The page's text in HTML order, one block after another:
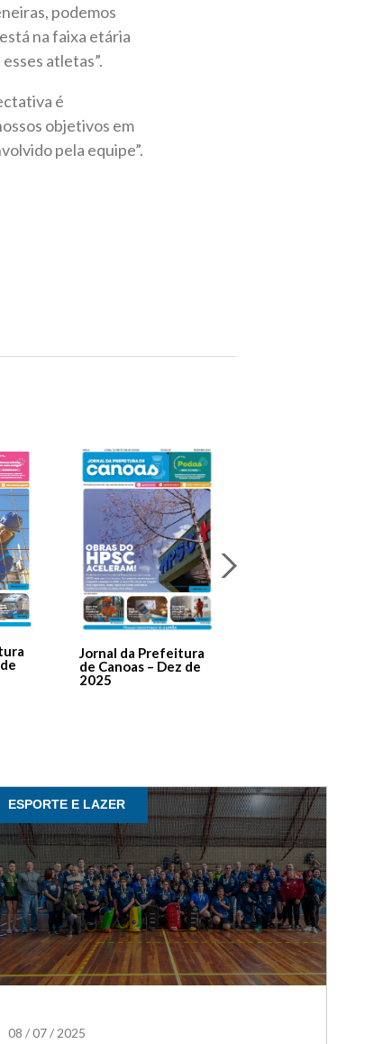
podemos
na faixa etária
atletas”.
é
objetivos em
pela equipe”.
Jornal da Prefeitura
de Canoas – Dez de
2025
ESPORTE E LAZER
08 /07/ 2025